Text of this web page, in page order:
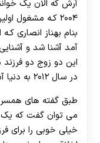
آرش که الان یک
۲۰۰۴ کـه مشغول
بنام بهناز انصاری
آمد آشنا شد و
این دو زوج دو فرزند
در سال ۲۰۱۲ به دنیا آمدند.
طبق گفته های
می توان گفت که
خیلی خوبی را برای